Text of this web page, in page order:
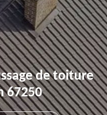
de toiture
67250